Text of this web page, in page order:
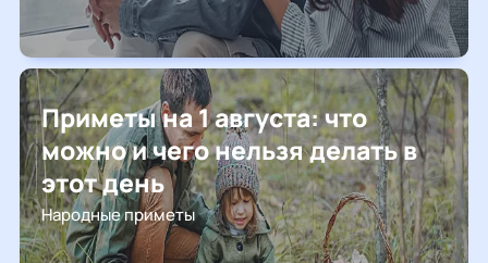
Приметы на 1 августа: что
можно и чего нельзя делать в
этот день
Народные приметы